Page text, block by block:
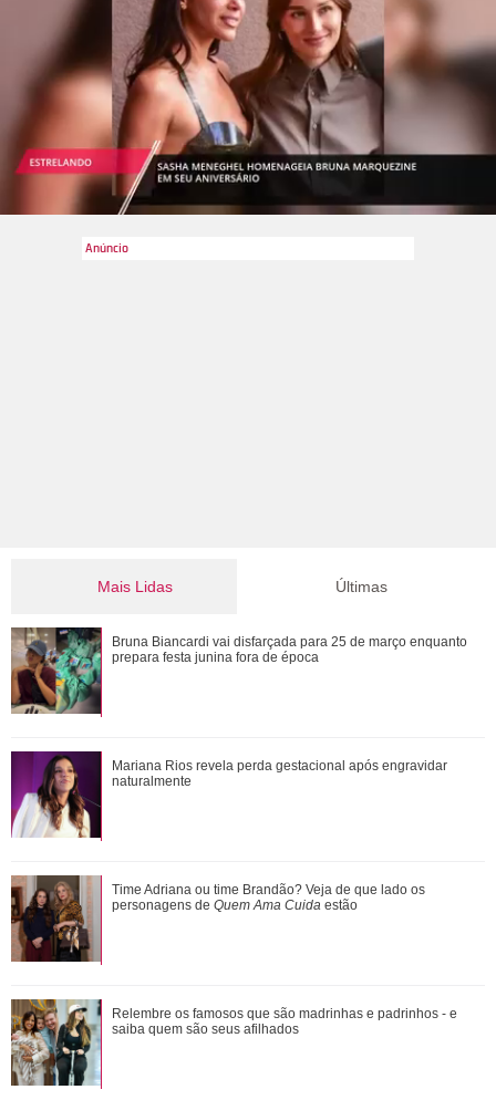
Mais Lidas
Verdadeiras xérox! Confira mães e filhas famosas que são
super parecidas
Mariana Rios revela perda gestacional após engravidar
naturalmente
Ele cresceu! Veja evolução de Marcelo Sangalo, filho de
Ivete Sangalo e Daniel Cady
Cristiano Ronaldo deixa comentário exaltando a noiva em
vídeo de Márcia Goldschmidt; enten...
Últimas
Bruna Biancardi vai disfarçada para 25 de março enquanto
prepara festa junina fora de época
Mariana Rios revela perda gestacional após engravidar
naturalmente
Time Adriana ou time Brandão? Veja de que lado os
personagens de Quem Ama Cuida estão
Relembre os famosos que são madrinhas e padrinhos - e
saiba quem são seus afilhados